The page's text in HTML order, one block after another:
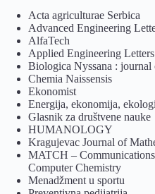
Acta agriculturae Serbica
Advanced Engineering
AlfaTech
Applied Engineering Letters
Biologica Nyssana :
Chemia Naissensis
Ekonomist
Energija, ekonomija,
Glasnik za društvene nauke
HUMANOLOGY
Kragujevac Journal of
MATCH –
Computer Chemistry
Menadžment u sportu